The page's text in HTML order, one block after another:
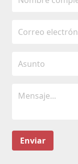
Enviar